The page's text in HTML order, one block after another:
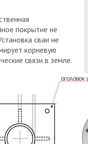
покрытие не
сваи не
корневую
связи в земле.